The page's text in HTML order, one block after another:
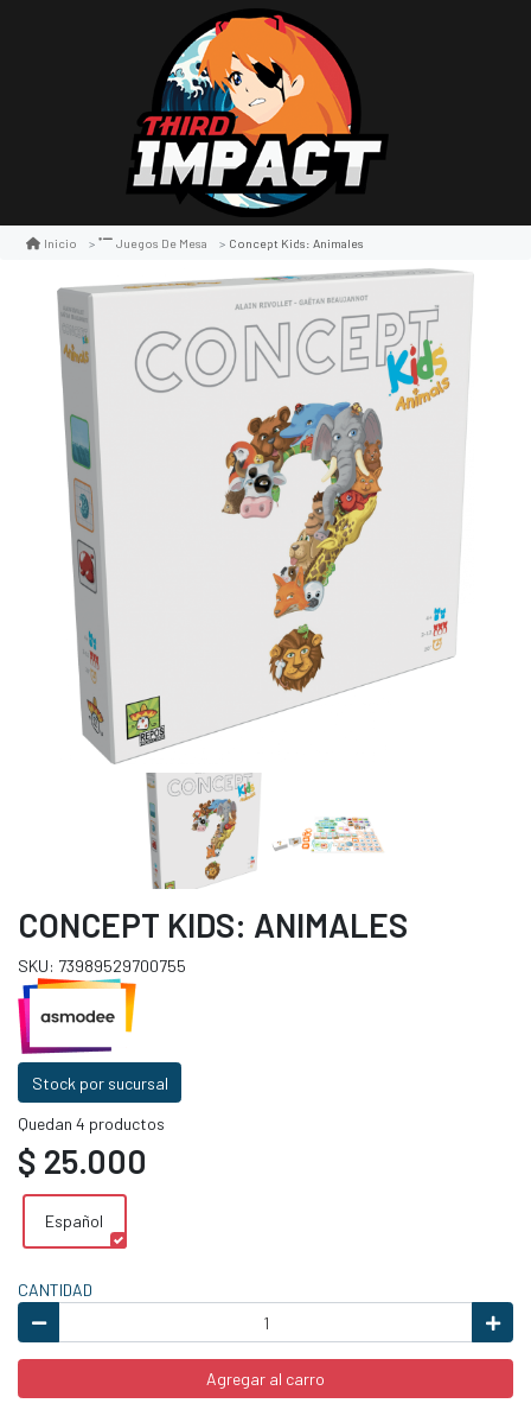
Inicio Juegos De Mesa Concept Kids: Animales
CONCEPT KIDS: ANIMALES
SKU: 73989529700755
Stock por sucursal
Quedan 4 productos
$ 25.000
Español
CANTIDAD
Agregar al carro